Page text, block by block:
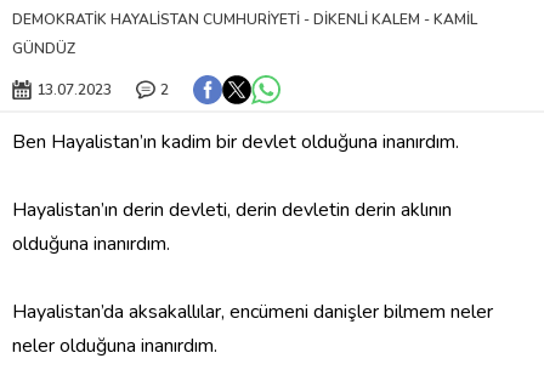
DEMOKRATIK HAYALISTAN CUMHURIYETI DIKENLI KALEM
KAMIL
GÜNDÜZ
13.07.2023 2
Ben Hayalistan’ın kadim bir devlet olduğuna inanırdım.
Hayalistan’ın derin devleti, derin devletin derin aklının
olduğuna inanırdım.
Hayalistan’da aksakallılar, encümeni danişler bilmem neler
neler olduğuna inanırdım.